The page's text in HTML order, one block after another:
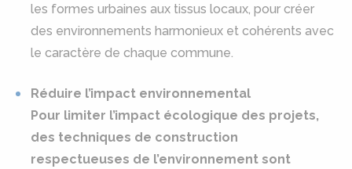
les formes urbaines aux tissus locaux, pour créer
des environnements harmonieux et cohérents avec
le caractère de chaque commune.
Réduire l’impact environnemental
Pour limiter l’impact écologique des projets,
des techniques de construction
respectueuses de l’environnement sont